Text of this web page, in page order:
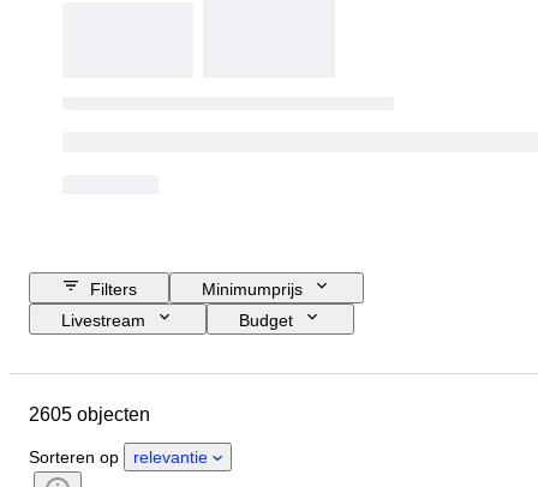
Filters
Minimumprijs
Livestream
Budget
Materiaal
Certificaat
Handtekening
2605 objecten
Sorteren op relevantie